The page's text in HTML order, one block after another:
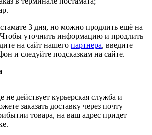
3 дня, но можно продлить ещё на
уточнить информацию и продлить
на сайт нашего партнера, введите
и следуйте подсказкам на сайте.
не действует курьерская служба и
заказать доставку через почту
товара, на ваш адрес придет